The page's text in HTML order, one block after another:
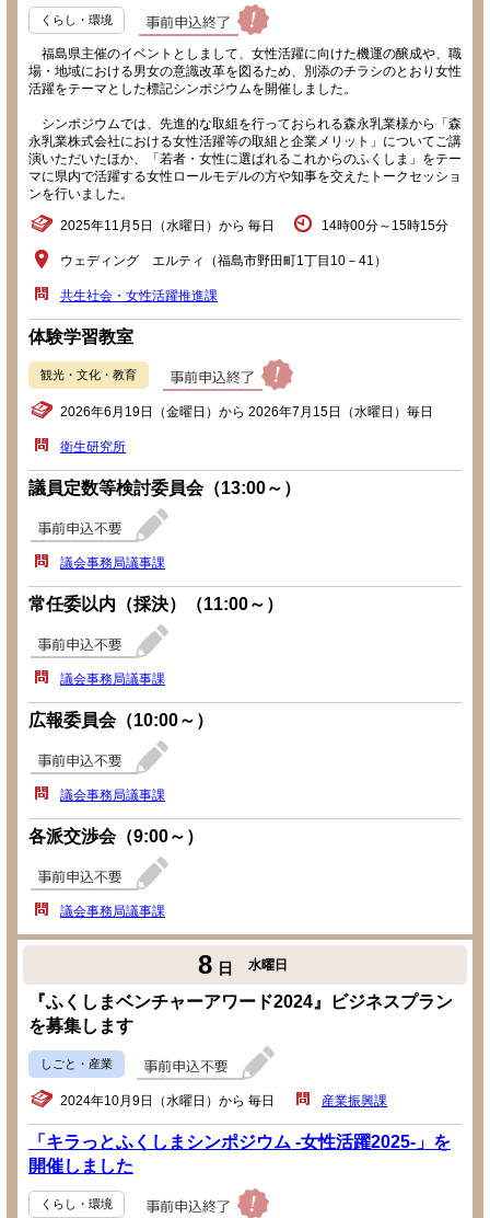
くらし・環境
福島県主催のイベントとしまして、女性活躍に向けた機運の醸成や、職
場・地域における男女の意識改革を図るため、別添のチラシのとおり女性
活躍をテーマとした標記シンポジウムを開催しました。
シンポジウムでは、先進的な取組を行っておられる森永乳業様から「森
永乳業株式会社における女性活躍等の取組と企業メリット」についてご講
演いただいたほか、「若者・女性に選ばれるこれからのふくしま」をテー
マに県内で活躍する女性ロールモデルの方や知事を交えたトークセッショ
ンを行いました。
2025年11月5日（水曜日）から 毎日 14時00分～15時15分
ウェディング エルティ（福島市野田町1丁目10－41）
共生社会・女性活躍推進課
体験学習教室
観光・文化・教育
2026年6月19日（金曜日）から 2026年7月15日（水曜日）毎日
衛生研究所
議員定数等検討委員会（13:00～）
議会事務局議事課
常任委以内（採決）（11:00～）
議会事務局議事課
広報委員会（10:00～）
議会事務局議事課
各派交渉会（9:00～）
議会事務局議事課
8 日 水曜日
『ふくしまベンチャーアワード2024』ビジネスプラン
を募集します
しごと・産業
2024年10月9日（水曜日）から 毎日 産業振興課
「キラっとふくしまシンポジウム -女性活躍2025-」を
開催しました
くらし・環境